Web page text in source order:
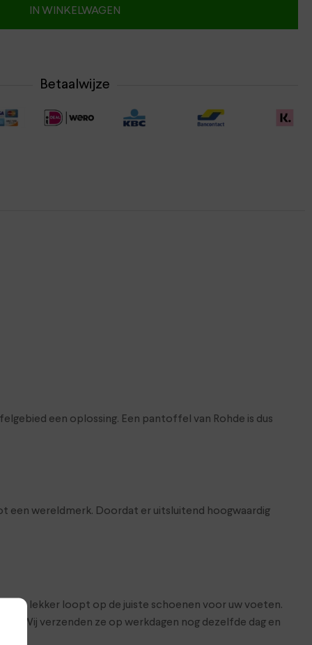
IN WINKELWAGEN
Betaalwijze
een oplossing. Een pantoffel van Rohde is dus
een wereldmerk. Doordat er uitsluitend hoogwaardig
je lekker loopt op de juiste schoenen voor uw voeten.
Wij verzenden ze op werkdagen nog dezelfde dag en